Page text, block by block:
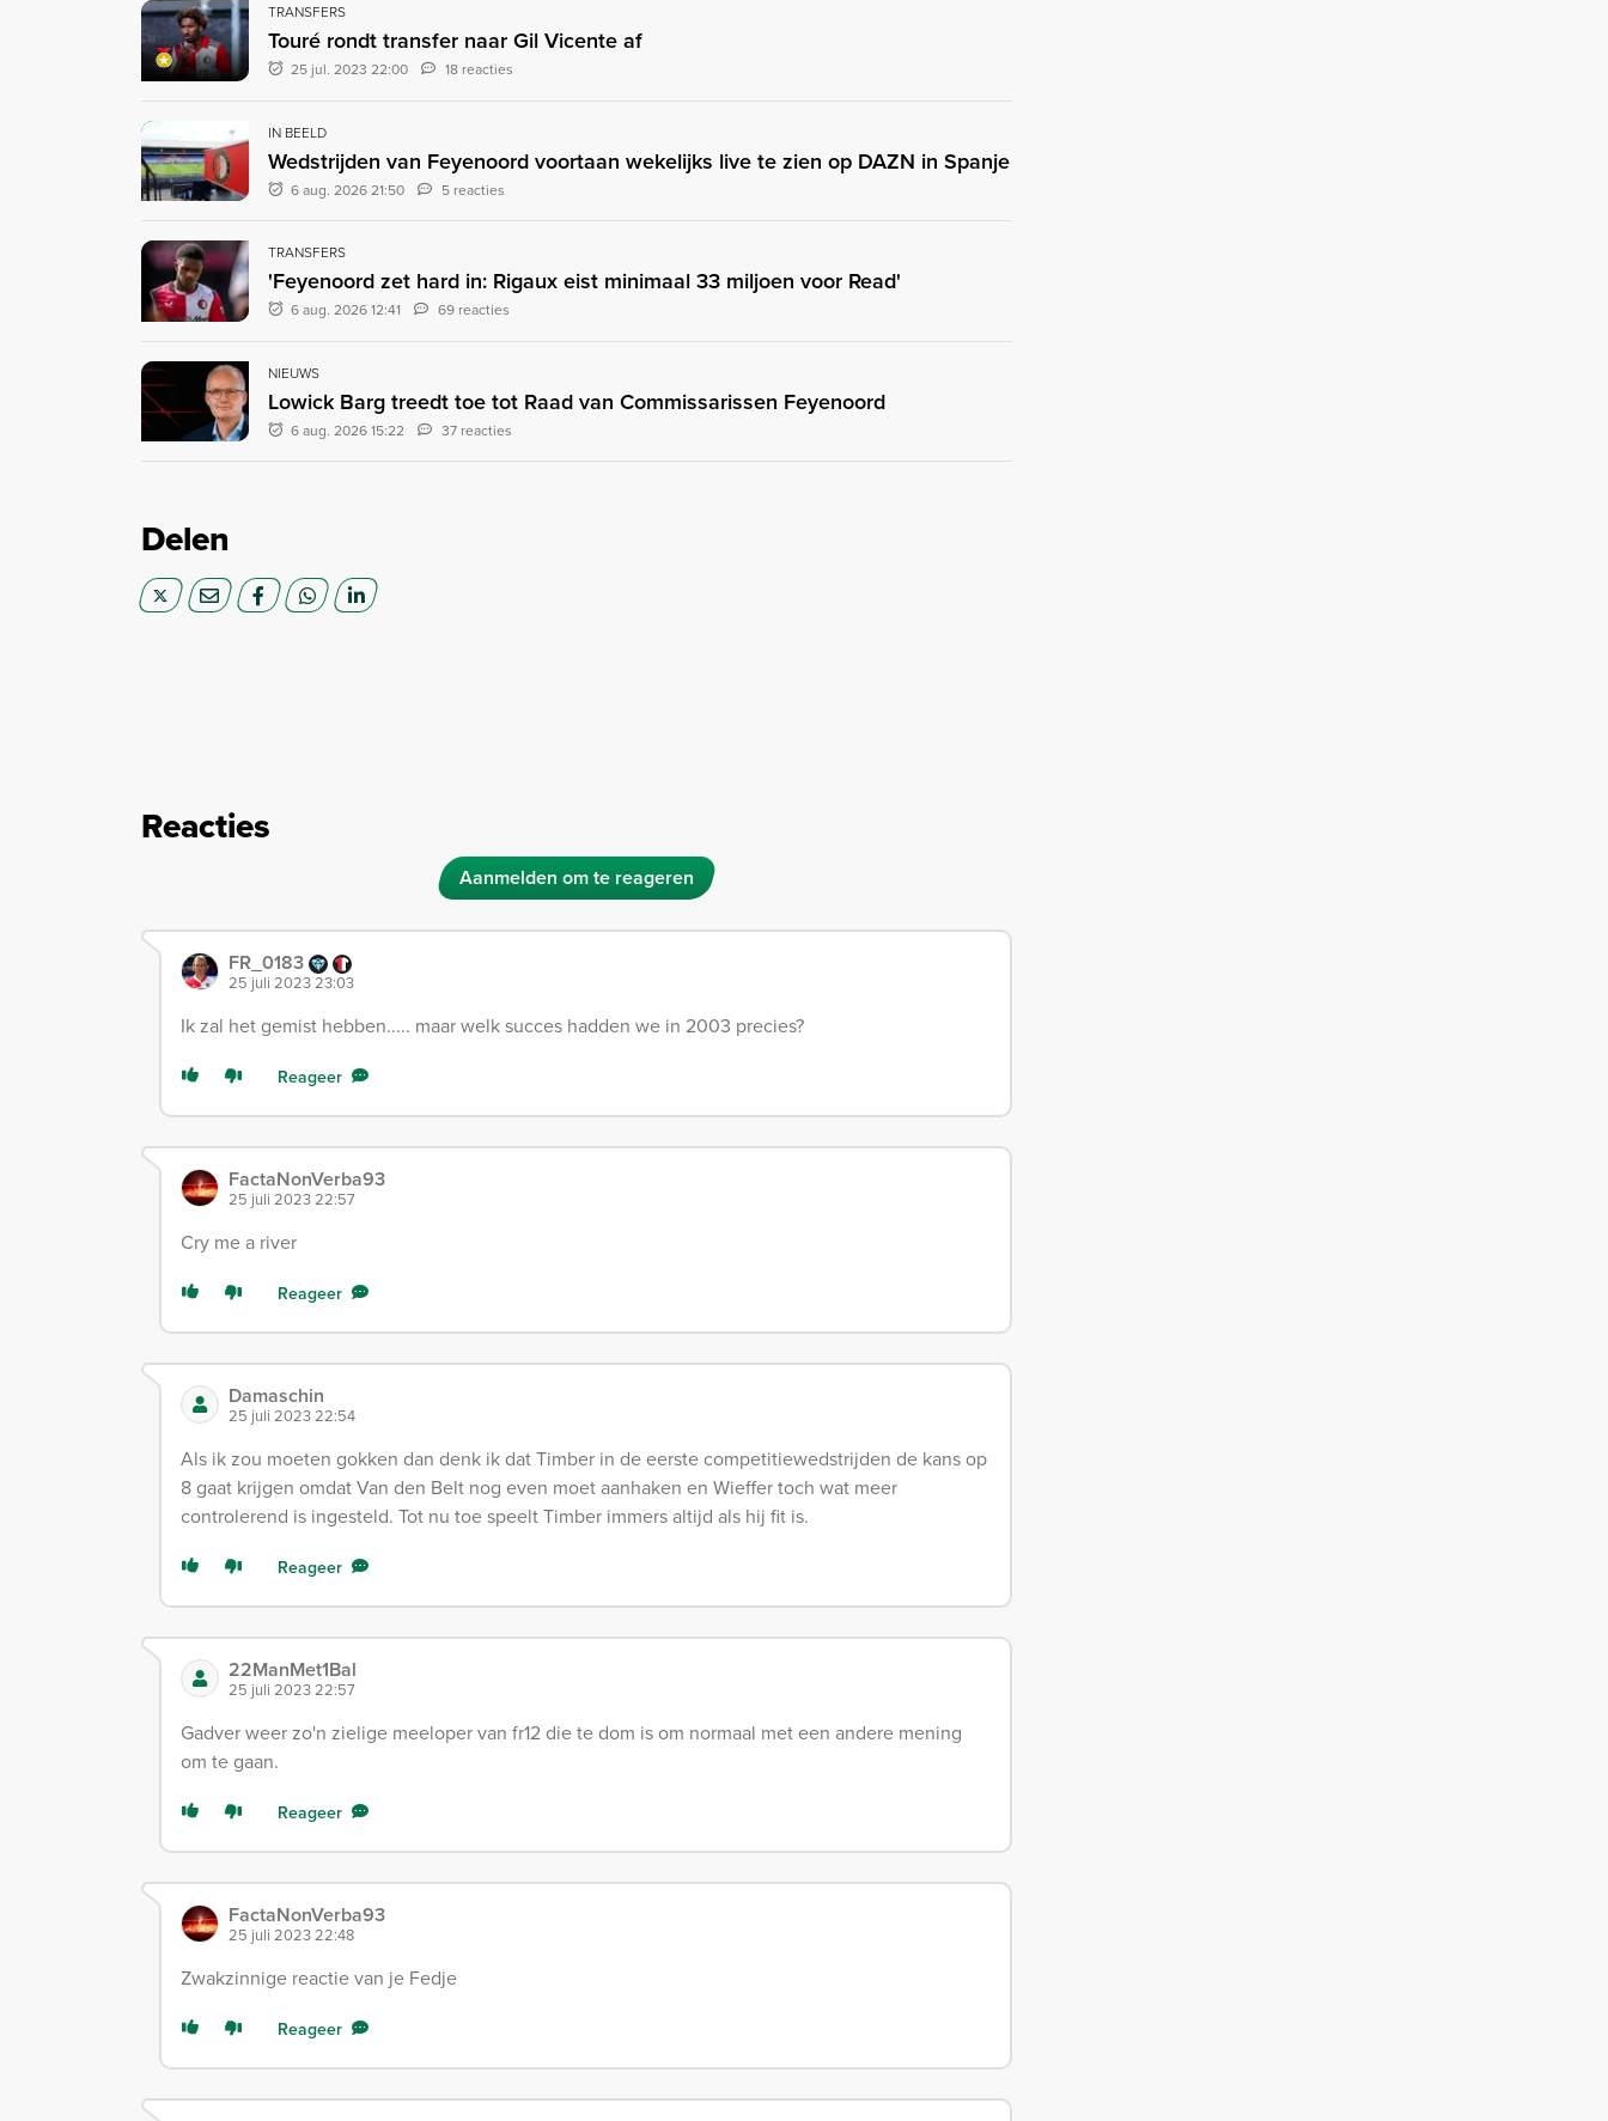
TRANSFERS
Touré rondt transfer naar Gil Vicente af
25 jul. 2023 22:00 18 reacties
IN BEELD
Wedstrijden van Feyenoord voortaan wekelijks live te zien op DAZN in Spanje
6 aug. 2026 21:50 5 reacties
TRANSFERS
'Feyenoord zet hard in: Rigaux eist minimaal 33 miljoen voor Read'
6 aug. 2026 12:41 69 reacties
NIEUWS
Lowick Barg treedt toe tot Raad van Commissarissen Feyenoord
6 aug. 2026 15:22 37 reacties
Delen
Reacties
Aanmelden om te reageren
FR_0183
25 juli 2023 23:03
Ik zal het gemist hebben..... maar welk succes hadden we in 2003 precies?
Reageer
FactaNonVerba93
25 juli 2023 22:57
Cry me a river
Reageer
Damaschin
25 juli 2023 22:54
Als ik zou moeten gokken dan denk ik dat Timber in de eerste competitiewedstrijden de kans op
8 gaat krijgen omdat Van den Belt nog even moet aanhaken en Wieffer toch wat meer
controlerend is ingesteld. Tot nu toe speelt Timber immers altijd als hij fit is.
Reageer
22ManMet1Bal
25 juli 2023 22:57
Gadver weer zo'n zielige meeloper van fr12 die te dom is om normaal met een andere mening
om te gaan.
Reageer
FactaNonVerba93
25 juli 2023 22:48
Zwakzinnige reactie van je Fedje
Reageer